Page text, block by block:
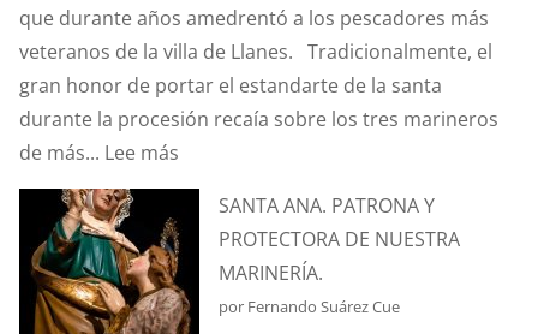
que durante años amedrentó a los pescadores más
veteranos de la villa de Llanes. Tradicionalmente, el
gran honor de portar el estandarte de la santa
durante la procesión recaía sobre los tres marineros
de más... Lee más:
¿CONOCÉIS
ANÉCDOTA
DEL
ESTANDARTE
SANTA ANA. PATRONA Y
PROTECTORA DE NUESTRA
MARINERÍA.
por Fernando Suárez Cue